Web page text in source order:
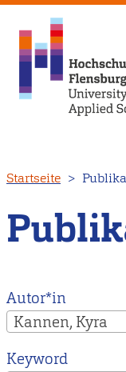
zum
Inhalt
Startseite
Autor*in
Kannen, Kyra
Keyword